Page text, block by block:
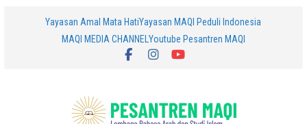
Yayasan Amal Mata HatiYayasan MAQI Peduli Indonesia
MAQI MEDIA CHANNEL Youtube Pesantren MAQI